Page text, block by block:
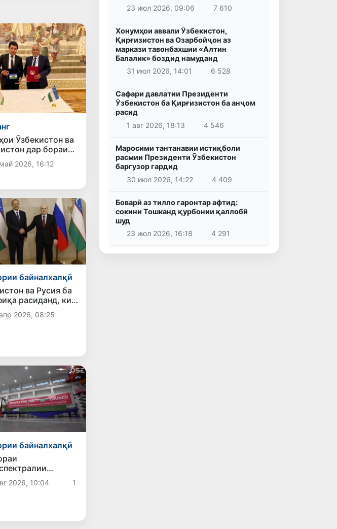
Ӯзбекистон ва
дар бораи
муштарак ва
ҳунарӣ ба
расиданд
2026, 16:12
байналхалқӣ
ва Русия ба
расиданд, ки
2030 гардиши
то 30 миллиард
афзоиш диҳанд
2026, 08:25
байналхалқӣ
2028 5
ба мадор
мешавад
2026, 10:04
1
23 июл 2026, 09:06
7 610
Хонумҳои аввали Ӯзбекистон,
Қирғизистон ва Озарбойҷон аз
маркази тавонбахшии «Алтин
Балалик» боздид намуданд
31 июл 2026, 14:01
6 528
Сафари давлатии Президенти
Ӯзбекистон ба Қирғизистон ба анҷом
расид
1 авг 2026, 18:13
4 546
Маросими тантанавии истиқболи
расмии Президенти Ӯзбекистон
баргузор гардид
30 июл 2026, 14:22
4 409
Боварӣ аз тилло гаронтар афтид:
сокини Тошканд қурбонии қаллобӣ
шуд
23 июл 2026, 16:18
4 291